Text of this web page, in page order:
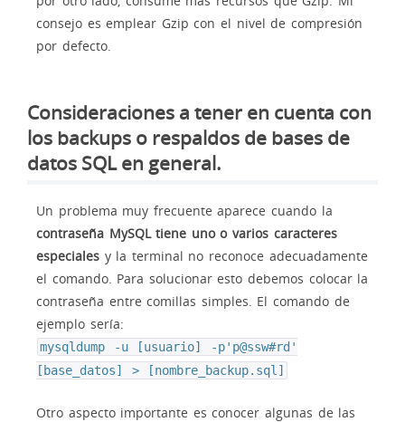
consejo es emplear Gzip con el nivel de compresión
por defecto.
Consideraciones a tener en cuenta con
los backups o respaldos de bases de
datos SQL en general.
Un problema muy frecuente aparece cuando la
contraseña MySQL tiene uno o varios caracteres
especiales y la terminal no reconoce adecuadamente
el comando. Para solucionar esto debemos colocar la
contraseña entre comillas simples. El comando de
ejemplo sería:
mysqldump -u [usuario] -p'p@ssw#rd'
[base_datos] > [nombre_backup.sql]
Otro aspecto importante es conocer algunas de las